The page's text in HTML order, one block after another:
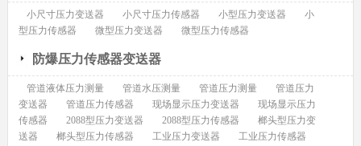
小尺寸压力变送器 小尺寸压力传感器 小型压力变送器
小
型压力传感器
微型压力变送器 微型压力传感器
防爆压力传感器变送器
管道液体压力测量 管道水压测量 管道压力测量
管道压力
变送器
管道压力传感器 现场显示压力变送器
现场显示压力
传感器
2088型压力变送器 2088型压力传感器
榔头型压力变
送器
榔头型压力传感器 工业压力变送器
工业压力传感器